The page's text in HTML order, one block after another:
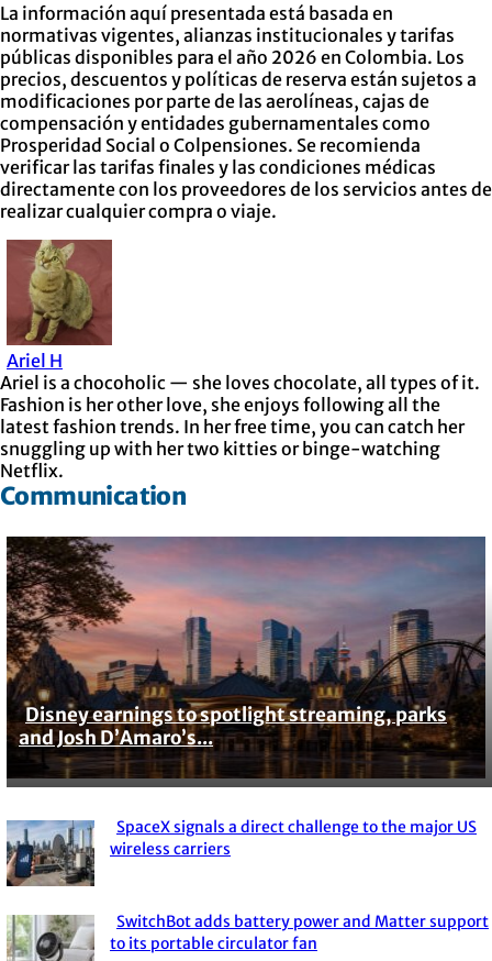
La información aquí presentada está basada en
normativas vigentes, alianzas institucionales y tarifas
públicas disponibles para el año 2026 en Colombia. Los
precios, descuentos y políticas de reserva están sujetos a
modificaciones por parte de las aerolíneas, cajas de
compensación y entidades gubernamentales como
Prosperidad Social o Colpensiones. Se recomienda
verificar las tarifas finales y las condiciones médicas
directamente con los proveedores de los servicios antes de
realizar cualquier compra o viaje.
Ariel H
Ariel is a chocoholic — she loves chocolate, all types of it.
Fashion is her other love, she enjoys following all the
latest fashion trends. In her free time, you can catch her
snuggling up with her two kitties or binge-watching
Netflix.
Communication
Section
Heading
Disney earnings to spotlight streaming, parks
and Josh D’Amaro’s...
Section
SpaceX signals a direct challenge to the major US
wireless carriers
Section
SwitchBot adds battery power and Matter support
to its portable circulator fan